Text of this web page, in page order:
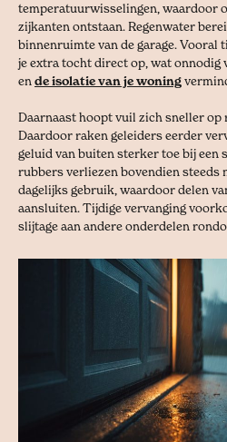
temperatuurwisselingen, waardoor
zijkanten ontstaan. Regenwater
binnenruimte van de garage. Vooral
je extra tocht direct op, wat
ende isolatie van je woning
Daarnaast hoopt vuil zich sneller op
Daardoor raken geleiders eerder
geluid van buiten sterker toe bij een
rubbers verliezen bovendien
dagelijks gebruik, waardoor delen
aansluiten. Tijdige vervanging
slijtage aan andere onderdelen